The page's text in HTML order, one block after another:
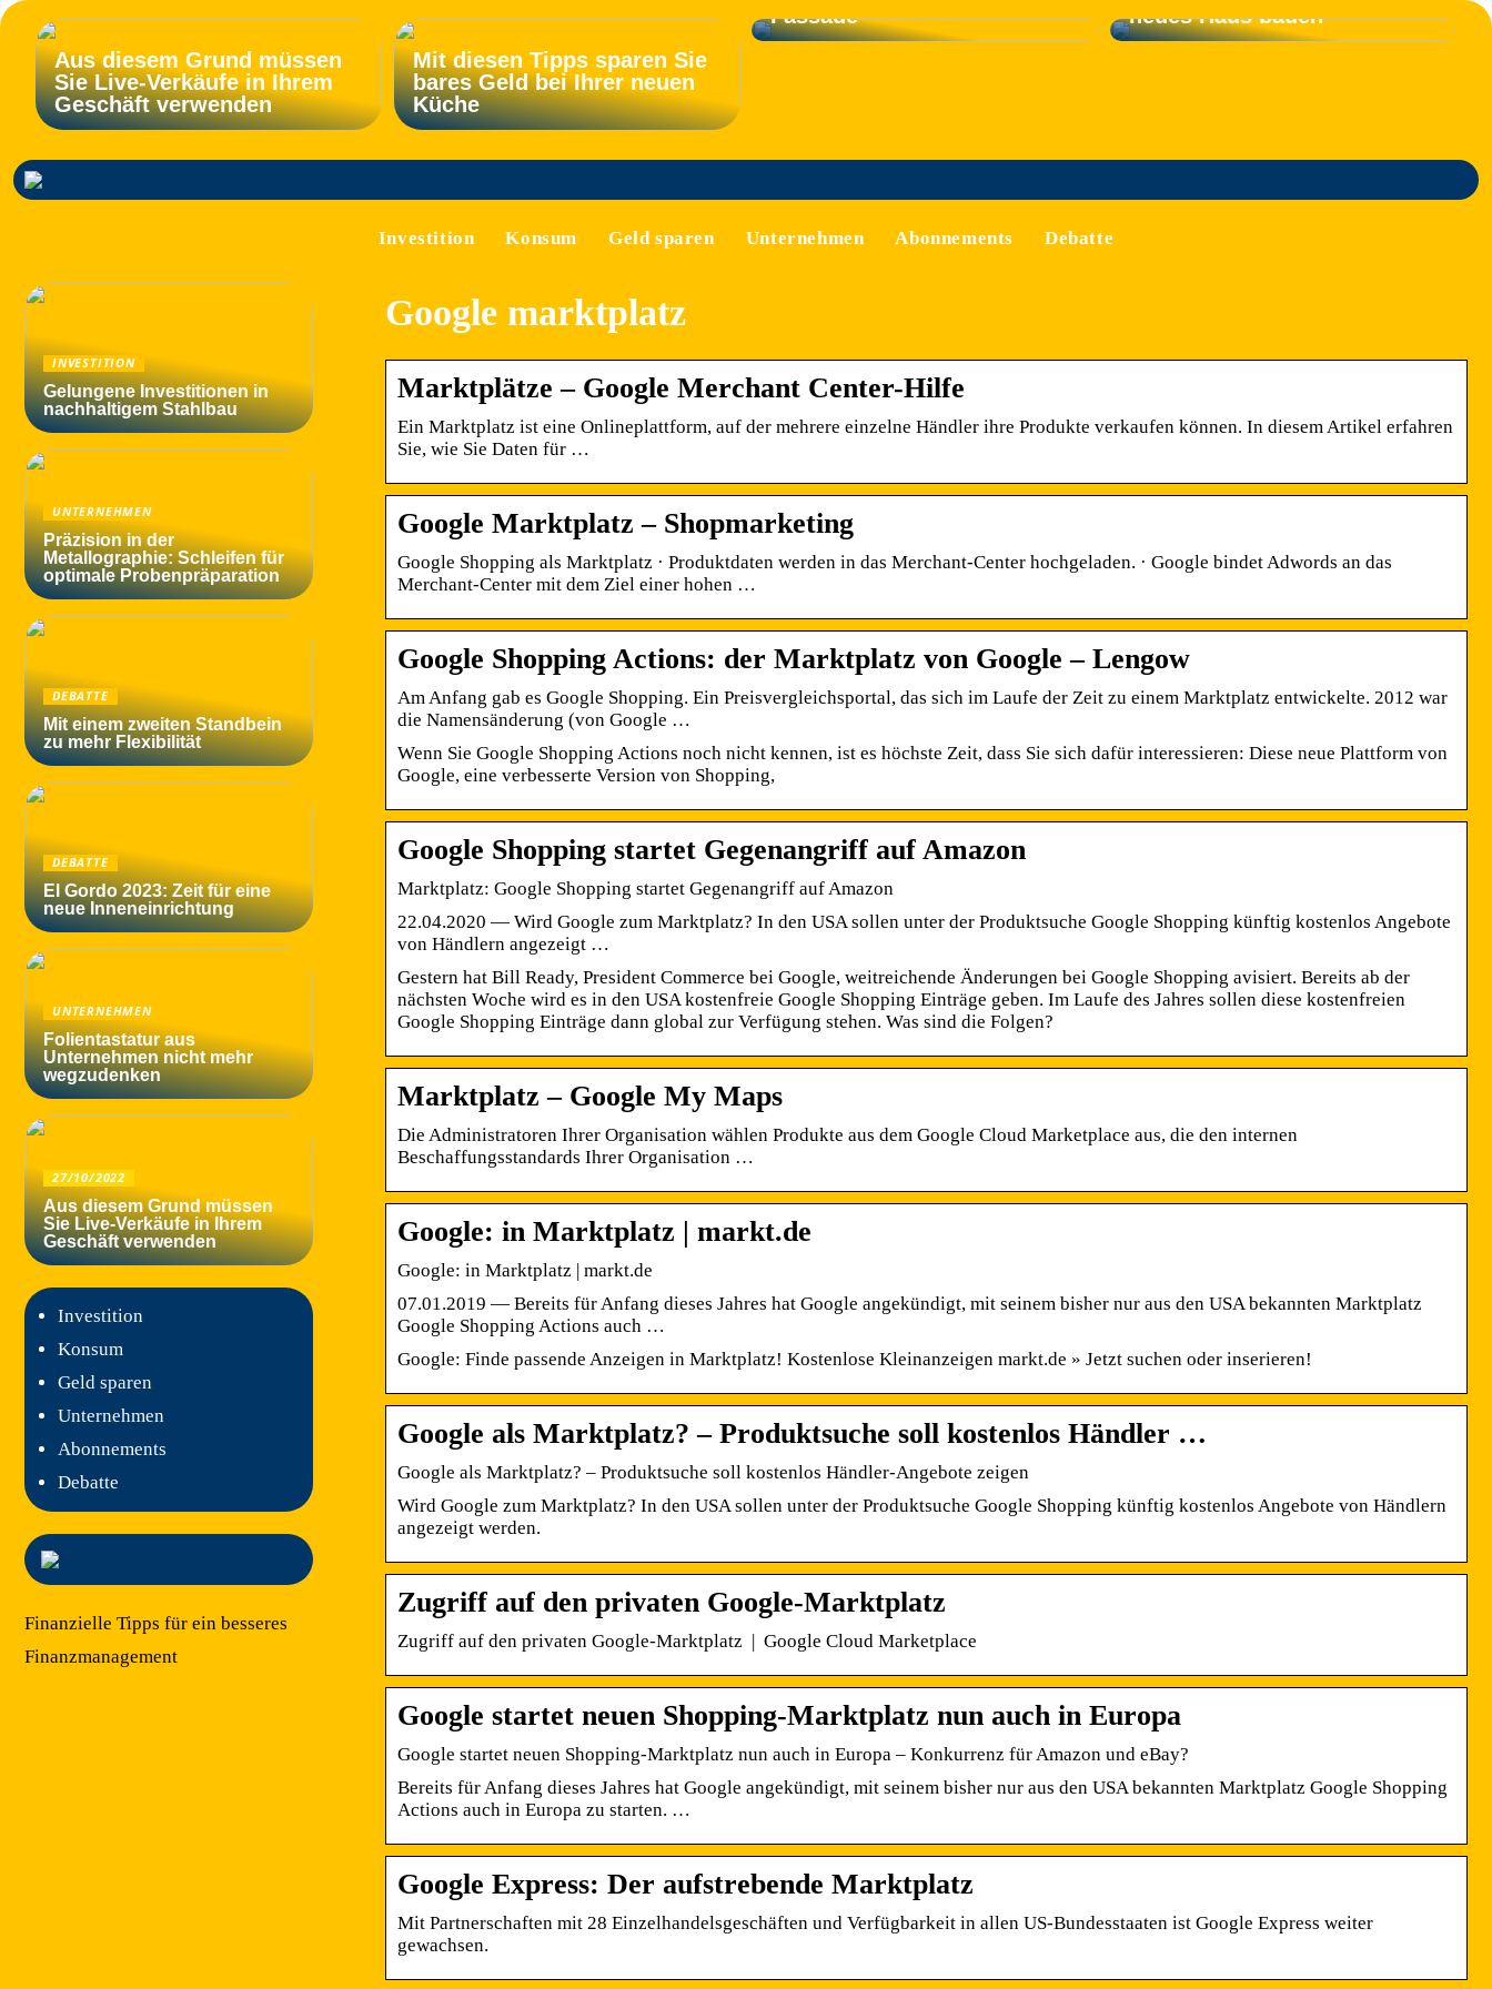
Aus diesem Grund müssen
Sie Live-Verkäufe in Ihrem
Geschäft verwenden
Mit diesen Tipps sparen Sie
bares Geld bei Ihrer neuen
Küche
Fassade
neues Haus bauen
Investition Konsum Geld sparen Unternehmen Abonnements Debatte
Google marktplatz
Marktplätze – Google Merchant Center-Hilfe
Ein Marktplatz ist eine Onlineplattform, auf der mehrere einzelne Händler ihre Produkte verkaufen können. In diesem Artikel erfahren
Sie, wie Sie Daten für …
Google Marktplatz – Shopmarketing
Google Shopping als Marktplatz · Produktdaten werden in das Merchant-Center hochgeladen. · Google bindet Adwords an das
Merchant-Center mit dem Ziel einer hohen …
Google Shopping Actions: der Marktplatz von Google – Lengow
Am Anfang gab es Google Shopping. Ein Preisvergleichsportal, das sich im Laufe der Zeit zu einem Marktplatz entwickelte. 2012 war
die Namensänderung (von Google …
Wenn Sie Google Shopping Actions noch nicht kennen, ist es höchste Zeit, dass Sie sich dafür interessieren: Diese neue Plattform von
Google, eine verbesserte Version von Shopping,
Google Shopping startet Gegenangriff auf Amazon
Marktplatz: Google Shopping startet Gegenangriff auf Amazon
22.04.2020 — Wird Google zum Marktplatz? In den USA sollen unter der Produktsuche Google Shopping künftig kostenlos Angebote
von Händlern angezeigt …
Gestern hat Bill Ready, President Commerce bei Google, weitreichende Änderungen bei Google Shopping avisiert. Bereits ab der
nächsten Woche wird es in den USA kostenfreie Google Shopping Einträge geben. Im Laufe des Jahres sollen diese kostenfreien
Google Shopping Einträge dann global zur Verfügung stehen. Was sind die Folgen?
Marktplatz – Google My Maps
Die Administratoren Ihrer Organisation wählen Produkte aus dem Google Cloud Marketplace aus, die den internen
Beschaffungsstandards Ihrer Organisation …
Google: in Marktplatz | markt.de
Google: in Marktplatz | markt.de
07.01.2019 — Bereits für Anfang dieses Jahres hat Google angekündigt, mit seinem bisher nur aus den USA bekannten Marktplatz
Google Shopping Actions auch …
Google: Finde passende Anzeigen in Marktplatz! Kostenlose Kleinanzeigen markt.de » Jetzt suchen oder inserieren!
Google als Marktplatz? – Produktsuche soll kostenlos Händler …
Google als Marktplatz? – Produktsuche soll kostenlos Händler-Angebote zeigen
Wird Google zum Marktplatz? In den USA sollen unter der Produktsuche Google Shopping künftig kostenlos Angebote von Händlern
angezeigt werden.
Zugriff auf den privaten Google-Marktplatz
Zugriff auf den privaten Google-Marktplatz | Google Cloud Marketplace
Google startet neuen Shopping-Marktplatz nun auch in Europa
Google startet neuen Shopping-Marktplatz nun auch in Europa – Konkurrenz für Amazon und eBay?
Bereits für Anfang dieses Jahres hat Google angekündigt, mit seinem bisher nur aus den USA bekannten Marktplatz Google Shopping
Actions auch in Europa zu starten. …
Google Express: Der aufstrebende Marktplatz
Mit Partnerschaften mit 28 Einzelhandelsgeschäften und Verfügbarkeit in allen US-Bundesstaaten ist Google Express weiter
gewachsen.
INVESTITION
Gelungene Investitionen in
nachhaltigem Stahlbau
UNTERNEHMEN
Präzision in der
Metallographie: Schleifen für
optimale Probenpräparation
DEBATTE
Mit einem zweiten Standbein
zu mehr Flexibilität
DEBATTE
El Gordo 2023: Zeit für eine
neue Inneneinrichtung
UNTERNEHMEN
Folientastatur aus
Unternehmen nicht mehr
wegzudenken
27/10/2022
Aus diesem Grund müssen
Sie Live-Verkäufe in Ihrem
Geschäft verwenden
Investition
Konsum
Geld sparen
Unternehmen
Abonnements
Debatte
Finanzielle Tipps für ein besseres
Finanzmanagement